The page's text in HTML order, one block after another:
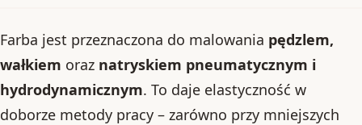
Farba jest przeznaczona do malowania pędzlem,
wałkiem oraz natryskiem pneumatycznym i
hydrodynamicznym. To daje elastyczność w
doborze metody pracy – zarówno przy mniejszych